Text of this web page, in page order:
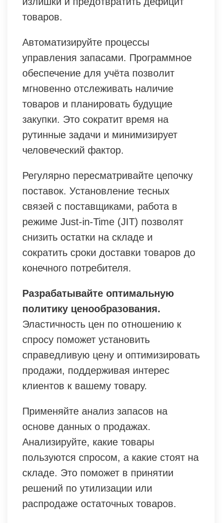
товаров.
Автоматизируйте процессы
управления запасами. Программное
обеспечение для учёта позволит
мгновенно отслеживать наличие
товаров и планировать будущие
закупки. Это сократит время на
рутинные задачи и минимизирует
человеческий фактор.
Регулярно пересматривайте цепочку
поставок. Установление тесных
связей с поставщиками, работа в
режиме Just-in-Time (JIT) позволят
снизить остатки на складе и
сократить сроки доставки товаров до
конечного потребителя.
Разрабатывайте оптимальную
политику ценообразования.
Эластичность цен по отношению к
спросу поможет установить
справедливую цену и оптимизировать
продажи, поддерживая интерес
клиентов к вашему товару.
Применяйте анализ запасов на
основе данных о продажах.
Анализируйте, какие товары
пользуются спросом, а какие стоят на
складе. Это поможет в принятии
решений по утилизации или
распродаже остаточных товаров.